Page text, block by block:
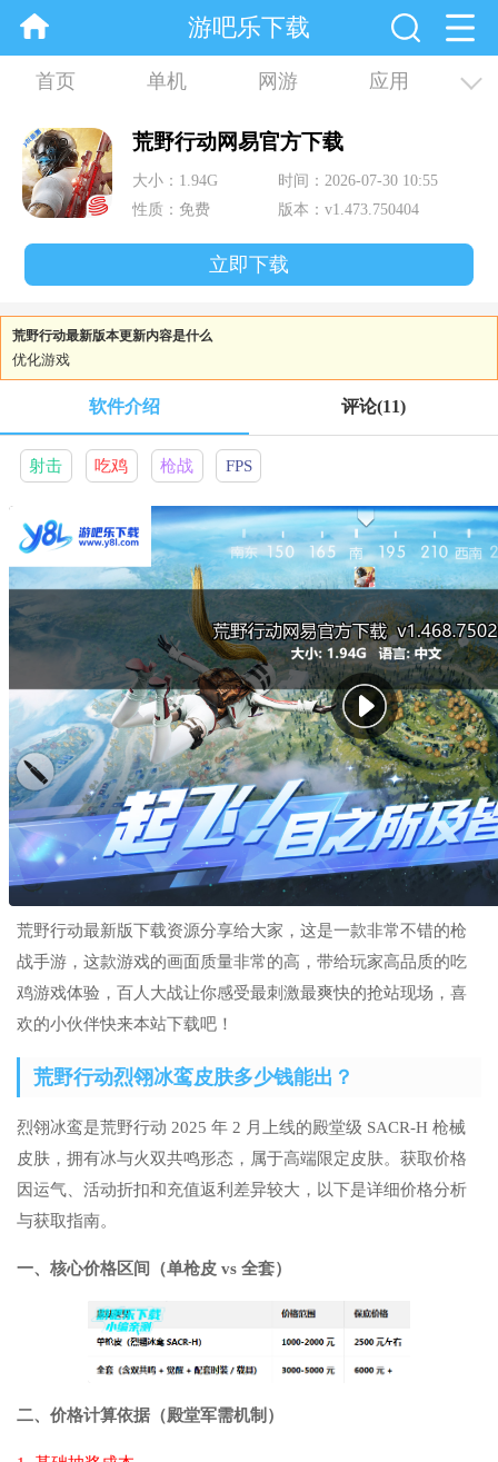
游吧乐下载
首页 单机 网游 应用
资讯 合集
荒野行动网易官方下载
大小：1.94G
时间：2026-07-30 10:55
性质：免费
版本：v1.473.750404
立即下载
荒野行动最新版本更新内容是什么
优化游戏
软件介绍 评论(11)
射击 吃鸡 枪战 FPS
荒野行动最新版下载资源分享给大家，这是一款非常不错的枪
战手游，这款游戏的画面质量非常的高，带给玩家高品质的吃
鸡游戏体验，百人大战让你感受最刺激最爽快的抢站现场，喜
欢的小伙伴快来本站下载吧！
荒野行动烈翎冰鸾皮肤多少钱能出？
烈翎冰鸾是荒野行动 2025 年 2 月上线的殿堂级 SACR-H 枪械
皮肤，拥有冰与火双共鸣形态，属于高端限定皮肤。获取价格
因运气、活动折扣和充值返利差异较大，以下是详细价格分析
与获取指南。
一、核心价格区间（单枪皮 vs 全套）
二、价格计算依据（殿堂军需机制）